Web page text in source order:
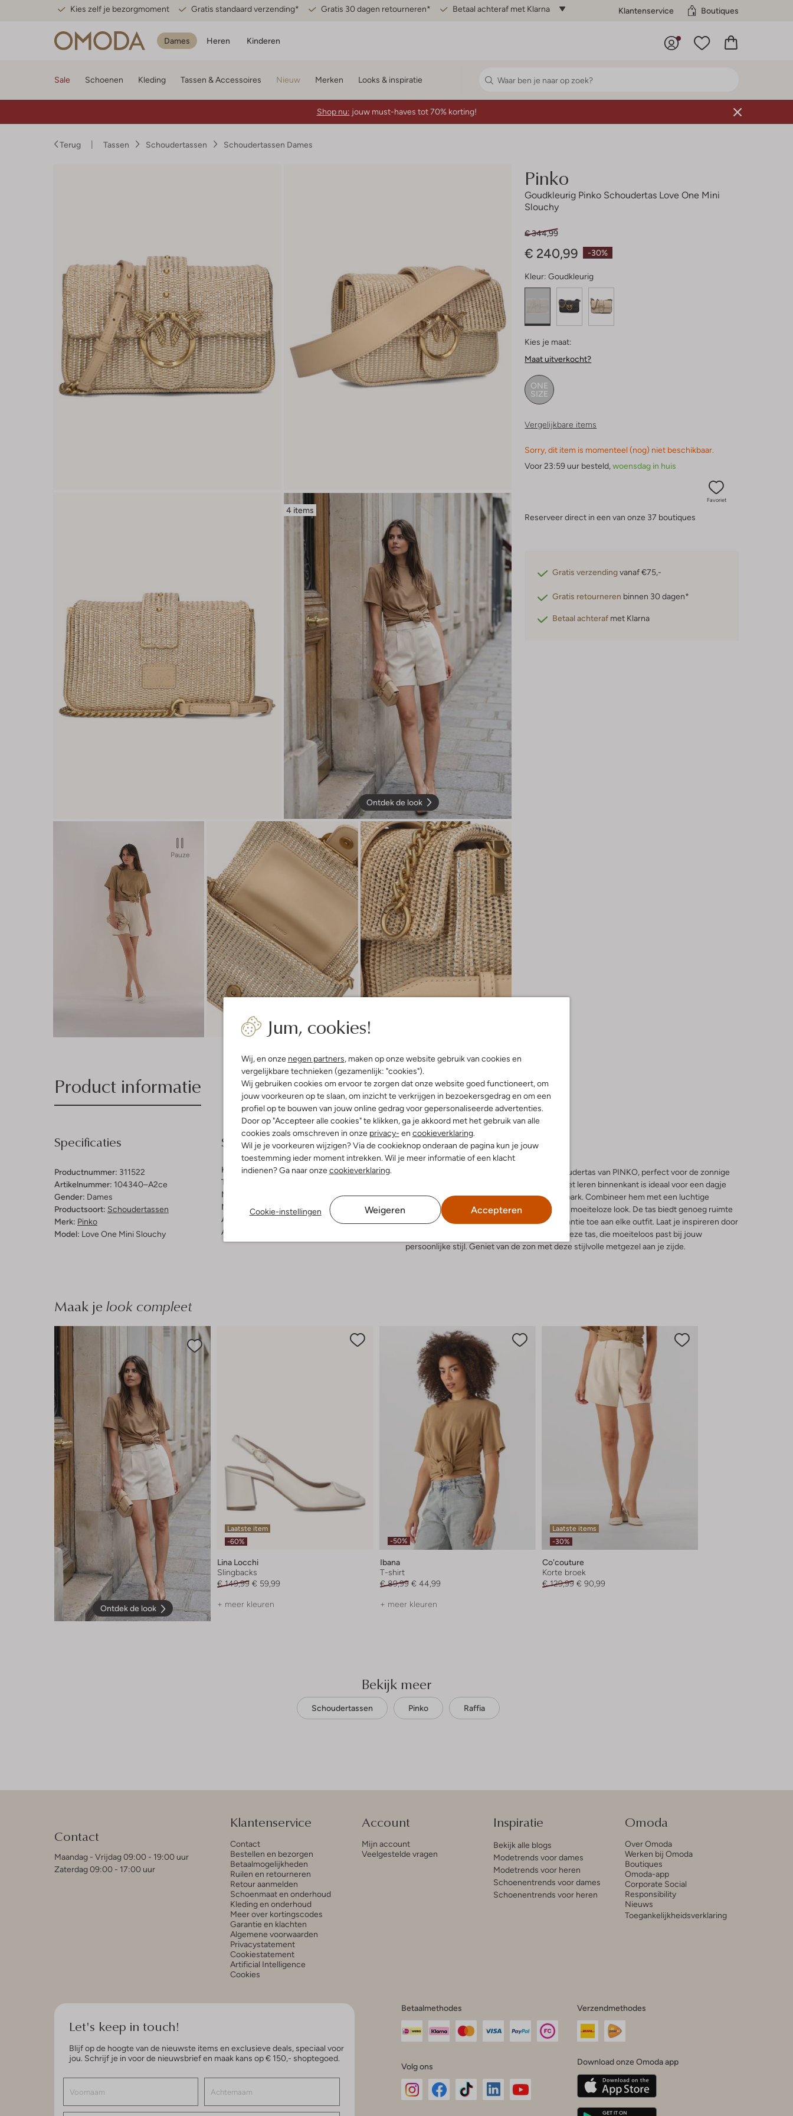
Kies zelf je bezorgmoment Gratis standaard verzending* Gratis 30 dagen retourneren* Betaal achteraf met Klarna Klantenservice Boutiques
Dames Heren Kinderen
Jum, cookies!
Wij, en onze negen partners, maken op onze website gebruik van cookies en
vergelijkbare technieken (gezamenlijk: "cookies").
Wij gebruiken cookies om ervoor te zorgen dat onze website goed functioneert, om
jouw voorkeuren op te slaan, om inzicht te verkrijgen in bezoekersgedrag en om een
profiel op te bouwen van jouw online gedrag voor gepersonaliseerde advertenties.
Door op "Accepteer alle cookies" te klikken, ga je akkoord met het gebruik van alle
cookies zoals omschreven in onze privacy- en cookieverklaring.
Wil je je voorkeuren wijzigen? Via de cookieknop onderaan de pagina kun je jouw
toestemming ieder moment intrekken. Wil je meer informatie of een klacht
indienen? Ga naar onzecookieverklaring.
Cookie-instellingen Weigeren Accepteren
Sale Schoenen Kleding Tassen & Accessoires Nieuw Merken Looks & inspiratie
Shop nu: jouw must-haves tot 70% korting!
Terug Tassen Schoudertassen Schoudertassen Dames
4 items
Ontdek de look
Pauze
Pinko
Goudkleurig Pinko Schoudertas Love One Mini
Slouchy
-30%
€ 344,99
€ 240,99
Kleur: Goudkleurig
Kies je maat:
Maat uitverkocht?
ONE
SIZE
Vergelijkbare items
Sorry, dit item is momenteel (nog) niet beschikbaar.
Voor 23:59 uur besteld, woensdag in huis
Favoriet
Reserveer direct in een van onze 37 boutiques
Gratis verzendingvanaf €75,-
Gratis retourneren binnen 30 dagen*
Betaal achteraf met Klarna
Product informatie Bezorgen & retourneren
Specificaties
Productnummer: 311522
Artikelnummer: 104340–A2ce
Gender: Dames
Productsoort: Schoudertassen
Merk: Pinko
Model: Love One Mini Slouchy
Samenstelling & Pasvorm
Kleur:Goudkleurig
Trends:
Materiaal buitenkant:
Materiaal binnenkant:Textiel
Afmetingen:
Afneembaar hengsel:
Omschrijving
Ontdek de LOVE ONE MINI SLOUCHY schoudertas van PINKO, perfect voor de zonnige
dagen van lente en zomer. Deze beige tas met leren binnenkant is ideaal voor een dagje
shoppen of een ontspannen picknick in het park. Combineer hem met een luchtige
zomerjurk of een stijlvolle jumpsuit voor een moeiteloze look. De tas biedt genoeg ruimte
voor je essentials en voegt een vleugje elegantie toe aan elke outfit. Laat je inspireren door
de veelzijdigheid en het tijdloze design van deze tas, die moeiteloos past bij jouw
persoonlijke stijl. Geniet van de zon met deze stijlvolle metgezel aan je zijde.
Maak je look compleet
Ontdek de look
Laatste item
-60%
Lina Locchi
Slingbacks
€ 149,99 € 59,99
+ meer kleuren
-50%
Ibana
T-shirt
€ 89,99 € 44,99
+ meer kleuren
Laatste items
-30%
Co'couture
Korte broek
€ 129,99 € 90,99
Bekijk meer
Schoudertassen Pinko Raffia
Contact
Maandag - Vrijdag 09:00 - 19:00 uur
Zaterdag 09:00 - 17:00 uur
Klantenservice
Contact
Bestellen en bezorgen
Betaalmogelijkheden
Ruilen en retourneren
Retour aanmelden
Schoenmaat en onderhoud
Kleding en onderhoud
Meer over kortingscodes
Garantie en klachten
Algemene voorwaarden
Privacystatement
Cookiestatement
Artificial Intelligence
Cookies
Account
Mijn account
Veelgestelde vragen
Inspiratie
Bekijk alle blogs
Modetrends voor dames
Modetrends voor heren
Schoenentrends voor dames
Schoenentrends voor heren
Omoda
Over Omoda
Werken bij Omoda
Boutiques
Omoda-app
Corporate Social
Responsibility
Nieuws
Toegankelijkheidsverklaring
Let's keep in touch!
Blijf op de hoogte van de nieuwste items en exclusieve deals, speciaal voor
jou. Schrijf je in voor de nieuwsbrief en maak kans op € 150,- shoptegoed.
Betaalmethodes
Volg ons
Verzendmethodes
Download onze Omoda app